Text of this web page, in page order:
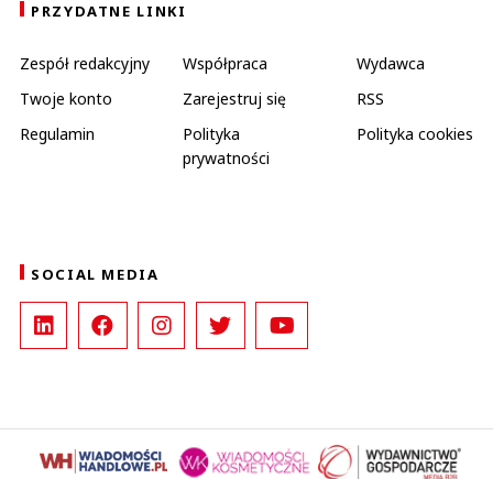
PRZYDATNE LINKI
Zespół redakcyjny Współpraca
Wydawca
Twoje konto
Zarejestruj się
RSS
Regulamin
Polityka
prywatności
Polityka cookies
SOCIAL MEDIA